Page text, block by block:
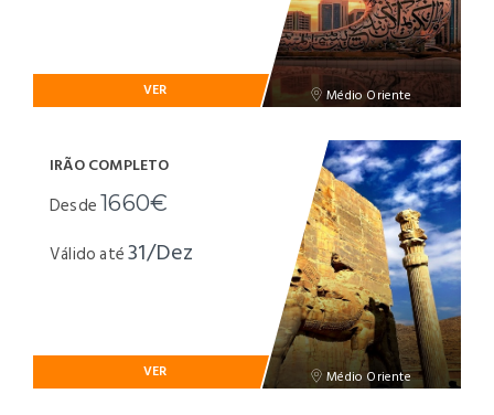
Médio Oriente
VER
Médio Oriente
IRÃO COMPLETO
Desde1660€
Válido até31/Dez
VER